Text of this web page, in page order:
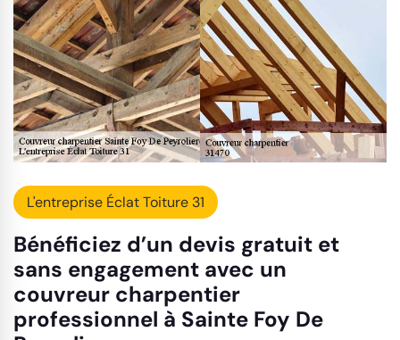
L'entreprise Éclat Toiture 31
Bénéficiez d’un devis gratuit et
sans engagement avec un
couvreur charpentier
professionnel à Sainte Foy De